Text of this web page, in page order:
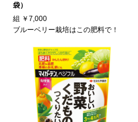
袋）
組 ￥7,000
ブルーベリー栽培はこの肥料で！